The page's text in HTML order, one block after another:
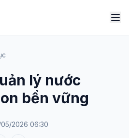
lý nước
bền vững
05/2026 06:30